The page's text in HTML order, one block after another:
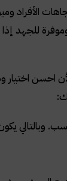
الأفراد
للجهد
لأن احسن
وبالتالي